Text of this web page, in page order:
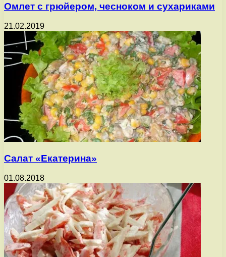
Омлет с грюйером, чесноком и сухариками
21.02.2019
Салат «Екатерина»
01.08.2018